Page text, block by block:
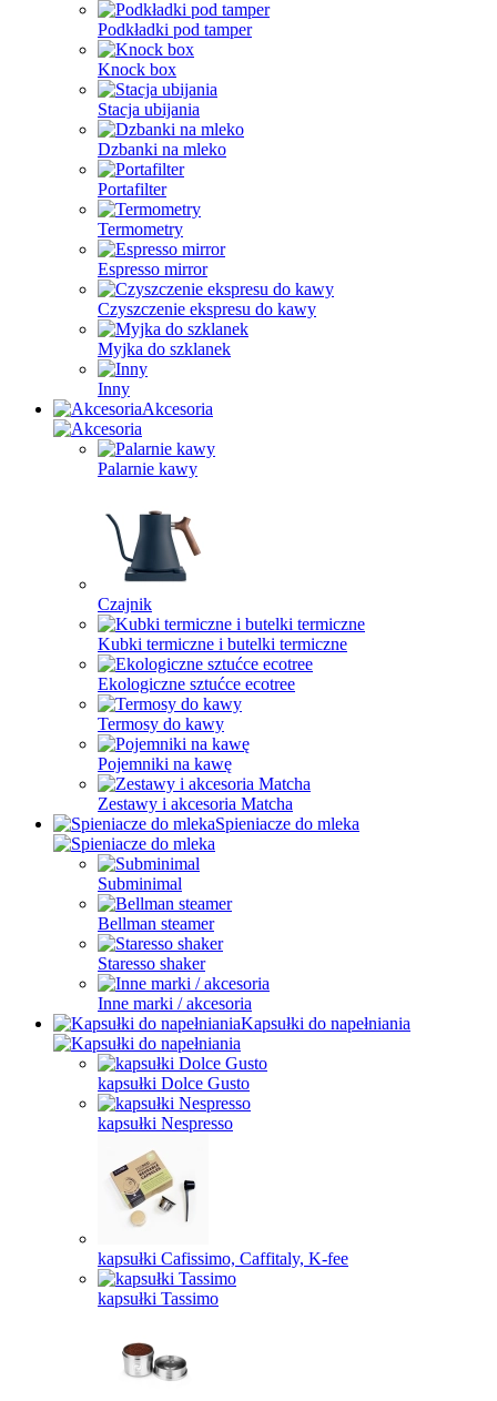
Podkładki pod tamper
Knock box
Stacja ubijania
Dzbanki na mleko
Portafilter
Termometry
Espresso mirror
Czyszczenie ekspresu do kawy
Myjka do szklanek
Inny
Akcesoria
Palarnie kawy
Czajnik
Kubki termiczne i butelki termiczne
Ekologiczne sztućce ecotree
Termosy do kawy
Pojemniki na kawę
Zestawy i akcesoria Matcha
Spieniacze do mleka
Subminimal
Bellman steamer
Staresso shaker
Inne marki / akcesoria
Kapsułki do napełniania
kapsułki Dolce Gusto
kapsułki Nespresso
kapsułki Cafissimo, Caffitaly, K-fee
kapsułki Tassimo